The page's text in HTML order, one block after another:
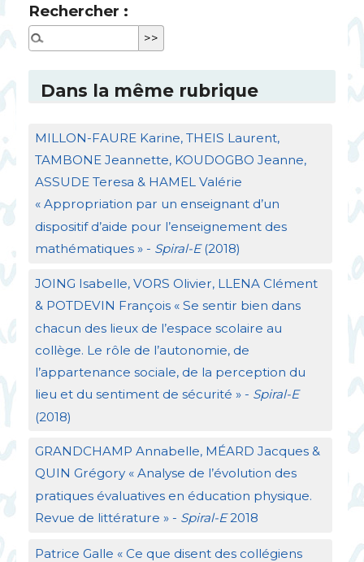
Rechercher :
Dans la même rubrique
MILLON-FAUREKarine, THEIS Laurent,
TAMBONEJeannette, KOUDOGBO Jeanne,
ASSUDETeresa & HAMELValérie
« Appropriation par un enseignant d’un
dispositif d’aide pour l’enseignement des
mathématiques » - Spiral-E(2018)
JOING Isabelle, VORS Olivier, LLENAClément
& POTDEVIN François « Se sentir bien dans
chacun des lieux de l’espace scolaire au
collège. Le rôle de l’autonomie, de
l’appartenance sociale, de la perception du
lieu et du sentiment de sécurité » - Spiral-E
(2018)
GRANDCHAMP Annabelle, MÉARD Jacques &
QUIN Grégory « Analyse de l’évolution des
pratiques évaluatives en éducation physique.
Revue de littérature » - Spiral-E2018
Patrice Galle « Ce que disent des collégiens